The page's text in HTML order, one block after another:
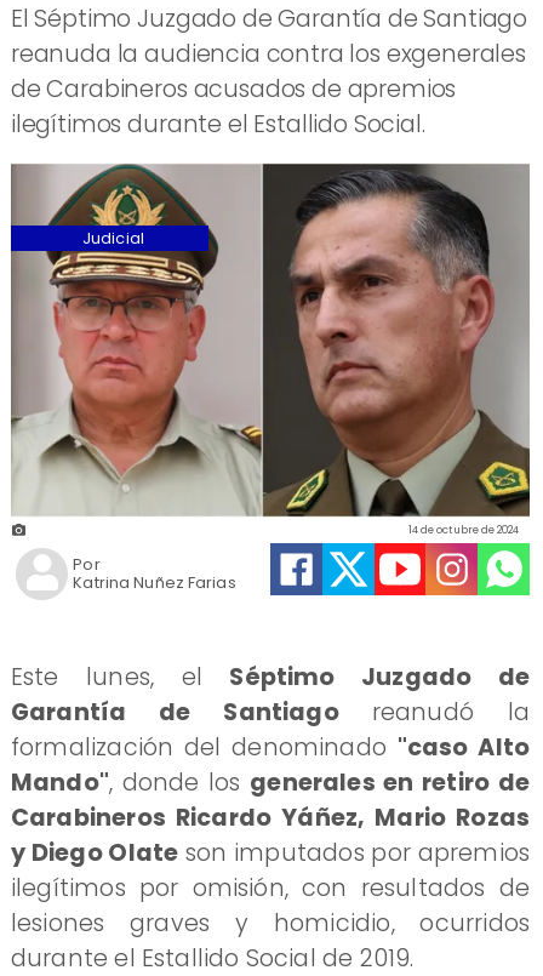
​El Séptimo Juzgado de Garantía de Santiago
reanuda la audiencia contra los exgenerales
de Carabineros acusados de apremios
ilegítimos durante el Estallido Social.
Katrina Nuñez Farias
14 de octubre de 2024
Judicial
Por
​Este lunes, el Séptimo Juzgado de
Garantía de Santiago reanudó la
formalización del denominado "caso Alto
Mando", donde los generales en retiro de
Carabineros Ricardo Yáñez, Mario Rozas
y Diego Olate son imputados por apremios
ilegítimos por omisión, con resultados de
lesiones graves y homicidio, ocurridos
durante el Estallido Social de 2019.